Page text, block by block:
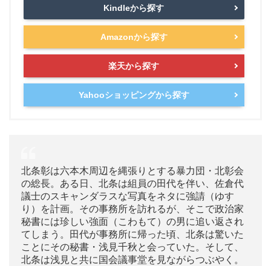
Kindleから探す
Amazonから探す
楽天から探す
Yahooショッピングから探す
北条彰は六本木周辺を縄張りとする暴力団・北彰会
の総長。ある日、北条は組員の田代を伴い、佐倉代
議士のスキャンダラスな写真をネタに強請（ゆす
り）を計画。その事務所を訪れるが、そこで政治家
秘書には珍しい強面（こわもて）の男に追い返され
てしまう。田代が事務所に帰った頃、北条は驚いた
ことにその秘書・浅見千秋と会っていた。そして、
北条は浅見と共に国会議事堂を見ながらつぶやく。